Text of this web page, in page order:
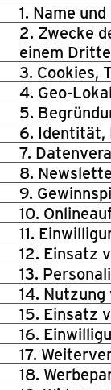
1. Name
2. Zwecke
einem
3. Cookies,
4. Geo-
5.
6. Identität,
7.
8.
9.
10.
11.
12. Einsatz
13.
14.
15. Einsatz
16.
17.
18.